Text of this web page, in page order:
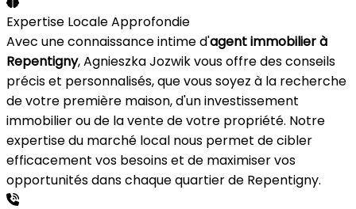
Expertise Locale Approfondie
Avec une connaissance intime d'agent immobilier à
Repentigny, Agnieszka Jozwik vous offre des conseils
précis et personnalisés, que vous soyez à la recherche
de votre première maison, d'un investissement
immobilier ou de la vente de votre propriété. Notre
expertise du marché local nous permet de cibler
efficacement vos besoins et de maximiser vos
opportunités dans chaque quartier de Repentigny.